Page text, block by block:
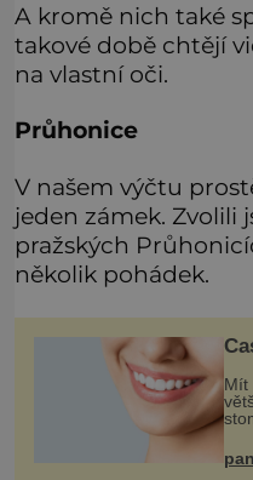
A kromě nich také
takové době chtějí
na vlastní oči.
Průhonice
V našem výčtu
jeden zámek. Zvolili
pražských
několik pohádek.
Mít